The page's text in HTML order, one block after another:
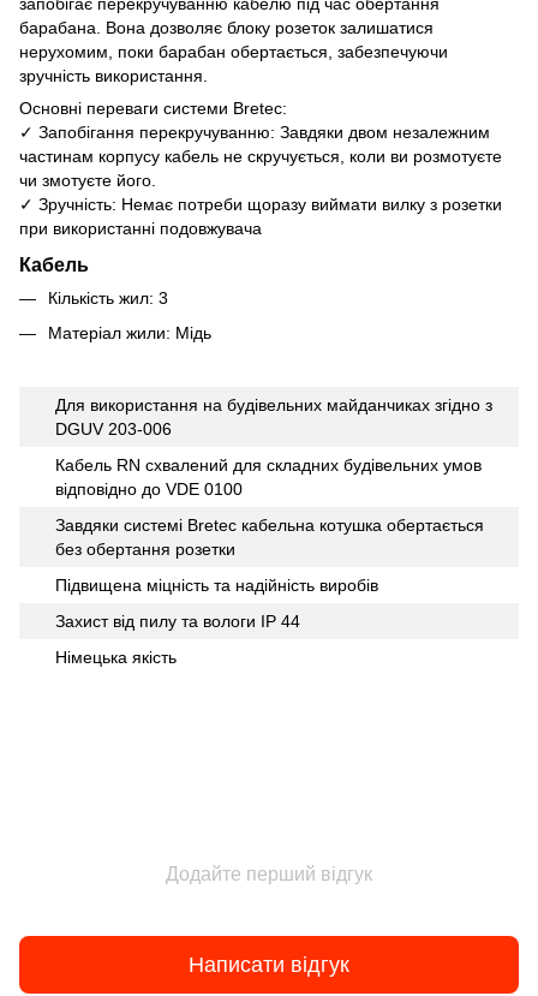
барабана. Вона дозволяє блоку розеток залишатися
нерухомим, поки барабан обертається, забезпечуючи
зручність використання.
Основні переваги системи Bretec:
✓ Запобігання перекручуванню: Завдяки двом незалежним
частинам корпусу кабель не скручується, коли ви розмотуєте
чи змотуєте його.
✓ Зручність: Немає потреби щоразу виймати вилку з розетки
при використанні подовжувача
Кабель
Кількість жил: 3
Матеріал жили: Мідь
Для використання на будівельних майданчиках згідно з
DGUV 203-006
Кабель RN схвалений для складних будівельних умов
відповідно до VDE 0100
Завдяки системі Bretec кабельна котушка обертається
без обертання розетки
Підвищена міцність та надійність виробів
Захист від пилу та вологи IP 44
Німецька якість
Додайте перший відгук
Написати відгук